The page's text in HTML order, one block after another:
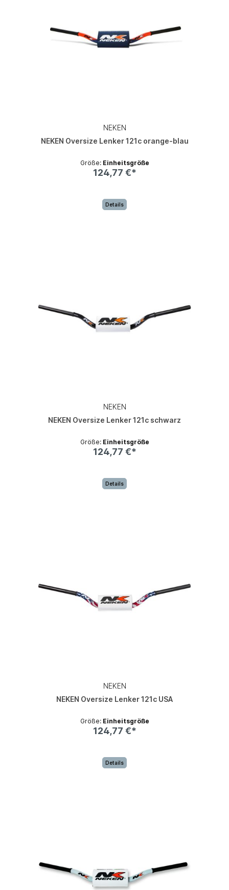
NEKEN
NEKEN Oversize Lenker 121c orange-blau
Größe: Einheitsgröße
124,77 €*
Details
NEKEN
NEKEN Oversize Lenker 121c schwarz
Größe: Einheitsgröße
124,77 €*
Details
NEKEN
NEKEN Oversize Lenker 121c USA
Größe: Einheitsgröße
124,77 €*
Details